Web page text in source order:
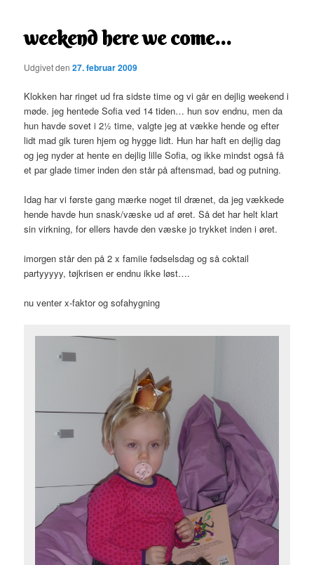
weekend here we come…
Udgivet den27. februar 2009
Klokken har ringet ud fra sidste time og vi går en dejlig weekend i
møde. jeg hentede Sofia ved 14 tiden… hun sov endnu, men da
hun havde sovet i 2½ time, valgte jeg at vække hende og efter
lidt mad gik turen hjem og hygge lidt. Hun har haft en dejlig dag
og jeg nyder at hente en dejlig lille Sofia, og ikke mindst også få
et par glade timer inden den står på aftensmad, bad og putning.
Idag har vi første gang mærke noget til drænet, da jeg vækkede
hende havde hun snask/væske ud af øret. Så det har helt klart
sin virkning, for ellers havde den væske jo trykket inden i øret.
imorgen står den på 2 x famiie fødselsdag og så coktail
partyyyyy, tøjkrisen er endnu ikke løst….
nu venter x-faktor og sofahygning